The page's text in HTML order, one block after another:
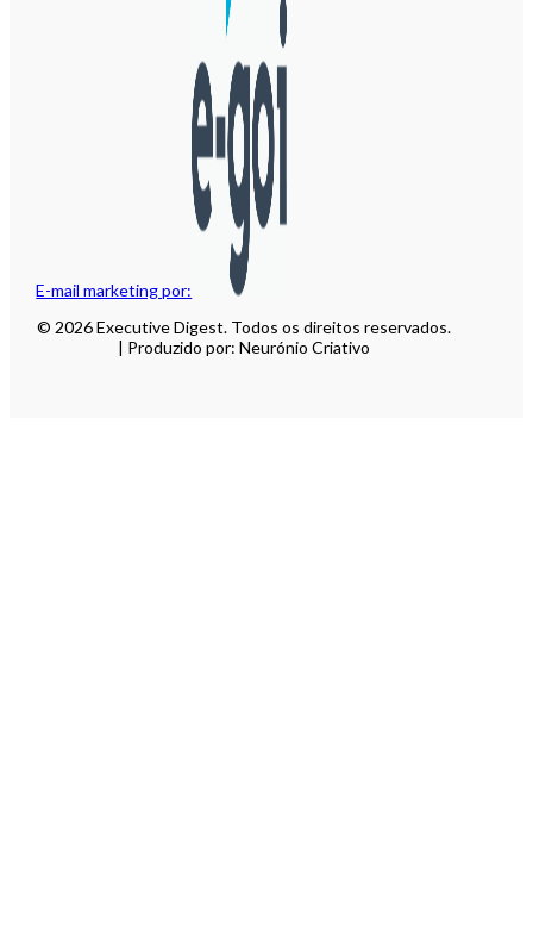
E-mail marketing por:
© 2026 Executive Digest. Todos os direitos reservados.
| Produzido por: Neurónio Criativo